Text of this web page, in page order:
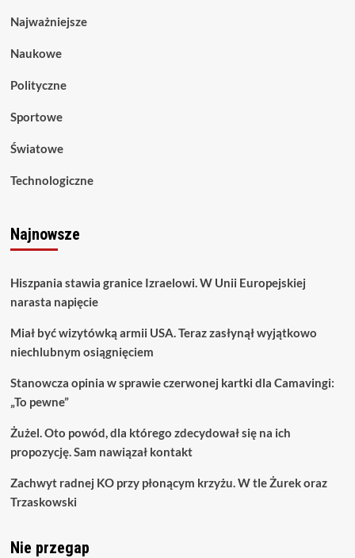
Najważniejsze
Naukowe
Polityczne
Sportowe
Światowe
Technologiczne
Najnowsze
Hiszpania stawia granice Izraelowi. W Unii Europejskiej
narasta napięcie
Miał być wizytówką armii USA. Teraz zasłynął wyjątkowo
niechlubnym osiągnięciem
Stanowcza opinia w sprawie czerwonej kartki dla Camavingi:
„To pewne”
Żużel. Oto powód, dla którego zdecydował się na ich
propozycję. Sam nawiązał kontakt
Zachwyt radnej KO przy płonącym krzyżu. W tle Żurek oraz
Trzaskowski
Nie przegap